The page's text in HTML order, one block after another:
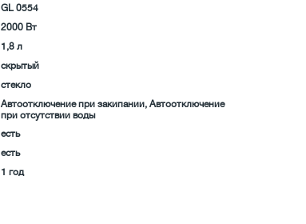
GL 0554
2000 Вт
1,8 л
скрытый
стекло
Автоотключение при закипании, Автоотключение
при отсутствии воды
есть
есть
1 год